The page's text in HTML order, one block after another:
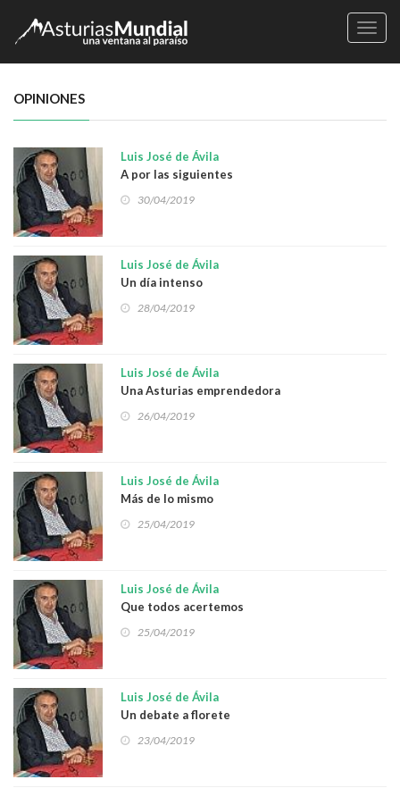
OPINIONES
Luis José de Ávila
A por las siguientes
30/04/2019
Luis José de Ávila
Un día intenso
28/04/2019
Luis José de Ávila
Una Asturias emprendedora
26/04/2019
Luis José de Ávila
Más de lo mismo
25/04/2019
Luis José de Ávila
Que todos acertemos
25/04/2019
Luis José de Ávila
Un debate a florete
23/04/2019